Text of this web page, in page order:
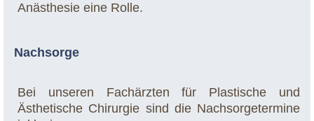
Anästhesie eine Rolle.
Nachsorge
Bei unseren Fachärzten für Plastische und
Ästhetische Chirurgie sind die Nachsorgetermine